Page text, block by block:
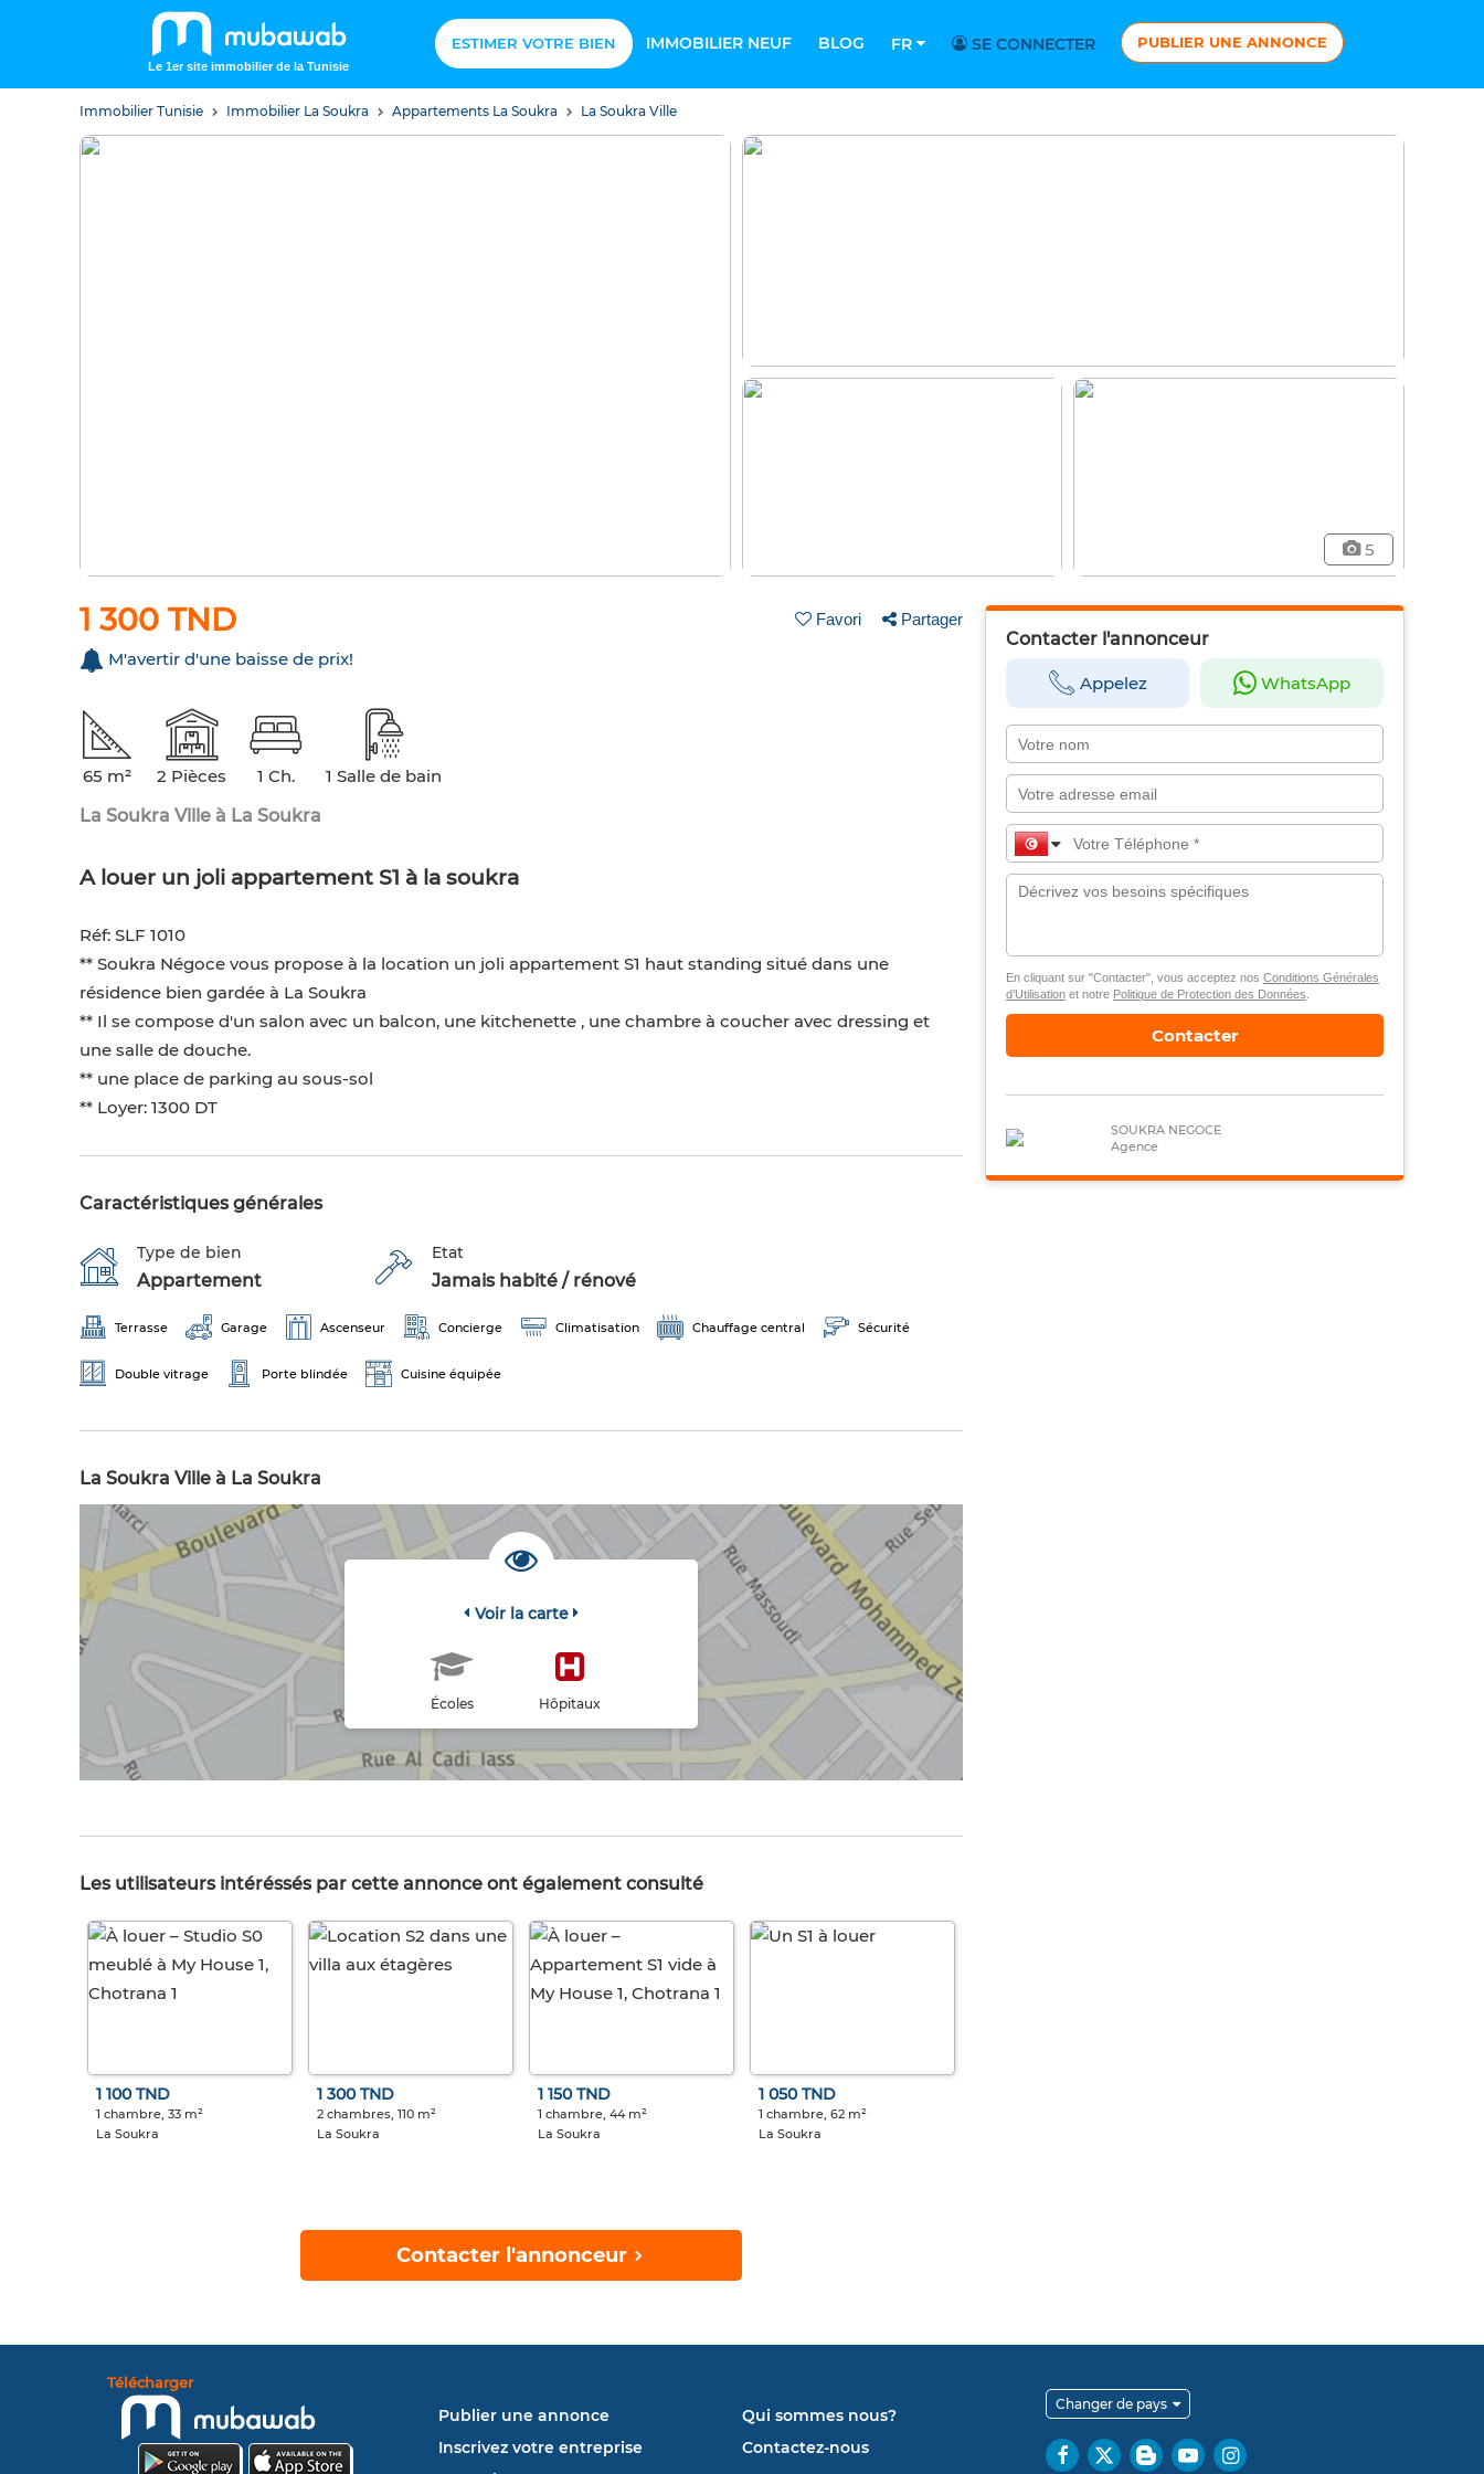
Le 1er site immobilier de la Tunisie
ESTIMER VOTRE BIEN IMMOBILIER NEUF BLOG FR SE CONNECTER PUBLIER UNE ANNONCE
Immobilier Tunisie Immobilier La Soukra Appartements La Soukra La Soukra Ville
5
1 300 TND Favori Partager
M'avertir d'une baisse de prix!
65 m² 2 Pièces 1 Ch.
1 Salle de bain
La Soukra Ville à La Soukra
A louer un joli appartement S1 à la soukra
Réf: SLF 1010
** Soukra Négoce vous propose à la location un joli appartement S1 haut standing situé dans une
résidence bien gardée à La Soukra
** Il se compose d'un salon avec un balcon, une kitchenette , une chambre à coucher avec dressing et
une salle de douche.
** une place de parking au sous-sol
** Loyer: 1300 DT
Caractéristiques générales
Type de bien
Appartement
Etat
Jamais habité / rénové
Terrasse Garage Ascenseur Concierge Climatisation Chauffage central Sécurité
Double vitrage Porte blindée Cuisine équipée
La Soukra Ville à La Soukra
Voir la carte
Écoles Hôpitaux
Les utilisateurs intéréssés par cette annonce ont également consulté
1 100 TND
1 chambre, 33 m²
La Soukra
1 300 TND
2 chambres, 110 m²
La Soukra
1 150 TND
1 chambre, 44 m²
La Soukra
1 050 TND
1 chambre, 62 m²
La Soukra
Contacter l'annonceur
Contacter l'annonceur
Appelez WhatsApp
En cliquant sur "Contacter", vous acceptez nos Conditions Générales
d’Utilisationet notre Politique de Protection des Données
Contacter
SOUKRA NEGOCE
Agence
Télécharger
Publier une annonce
Inscrivez votre entreprise
Qui sommes nous?
Contactez-nous
Changer de pays